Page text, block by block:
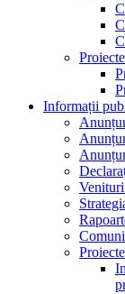
Informații